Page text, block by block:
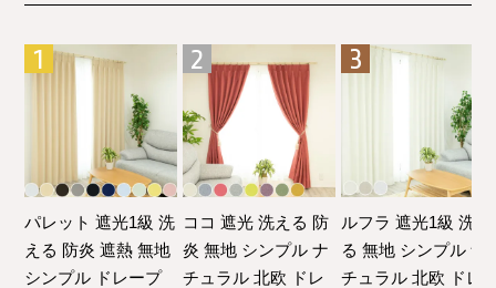
パレット 遮光1級 洗
える 防炎 遮熱 無地
シンプル ドレープ
ココ 遮光 洗える 防
炎 無地 シンプル ナ
チュラル 北欧 ドレ
ルフラ 遮光1級 洗え
る 無地 シンプル ナ
チュラル 北欧 ドレ